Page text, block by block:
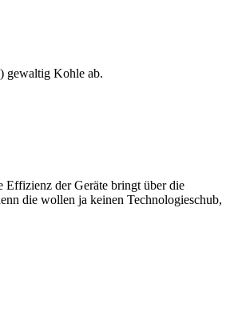
gewaltig Kohle ab.
Effizienz der Geräte bringt über die
die wollen ja keinen Technologieschub,